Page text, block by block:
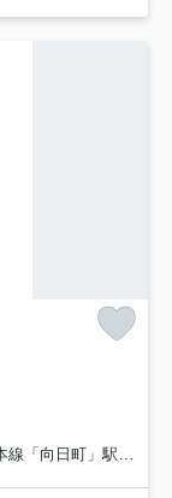
向日町」駅 徒歩9分